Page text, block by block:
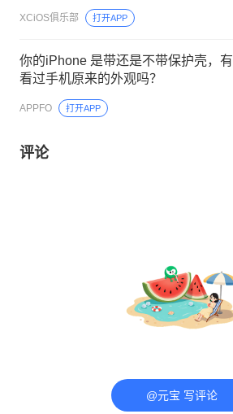
XCiOS俱乐部 打开APP
你的iPhone 是带还是不带保护壳，有
看过手机原来的外观吗？
APPFO 打开APP
评论
@元宝 写评论